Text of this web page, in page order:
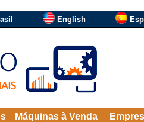
English
Máquinas à Venda